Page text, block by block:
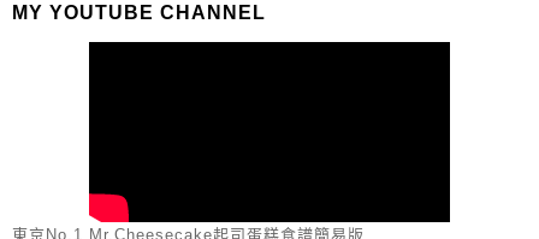
MY YOUTUBE CHANNEL
東京No.1 Mr.Cheesecake起司蛋糕食譜簡易版